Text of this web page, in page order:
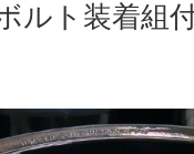
ルト装着組